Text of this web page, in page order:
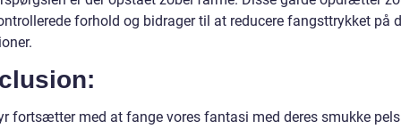
forhold og bidrager til at reducere fangsttrykket på
fortsætter med at fange vores fantasi med deres smukke